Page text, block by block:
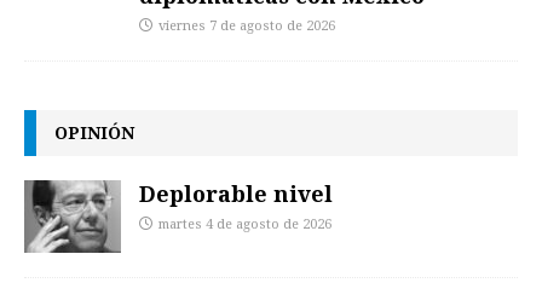
viernes 7 de agosto de 2026
OPINIÓN
Deplorable nivel
martes 4 de agosto de 2026